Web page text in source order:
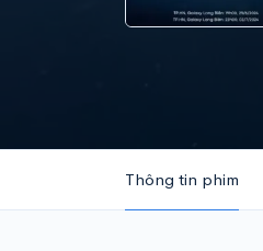
Thông tin phim